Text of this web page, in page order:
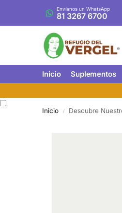
Envíanos un WhatsApp
81 3267 6700
Inicio Suplementos
Inicio / Descubre